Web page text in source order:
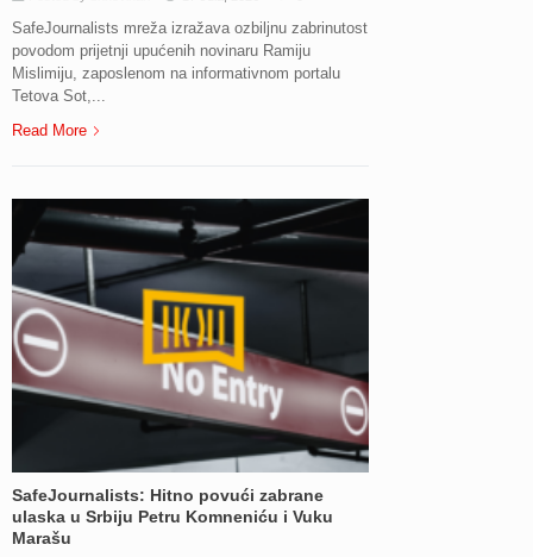
SafeJournalists mreža izražava ozbiljnu zabrinutost
povodom prijetnji upućenih novinaru Ramiju
Mislimiju, zaposlenom na informativnom portalu
Tetova Sot,...
Read More
SafeJournalists: Hitno povući zabrane
ulaska u Srbiju Petru Komneniću i Vuku
Marašu